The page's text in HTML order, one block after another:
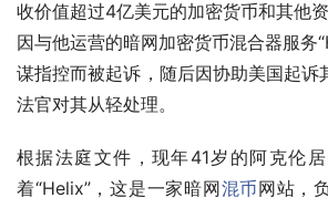
收价值超过4亿美元的加密货币和其他
因与他运营的暗网加密货币混合器服务
谋指控而被起诉，随后因协助美国起诉
法官对其从轻处理。
根据法庭文件，现年41岁的阿克伦
着“Helix”，这是一家暗网混币网站，